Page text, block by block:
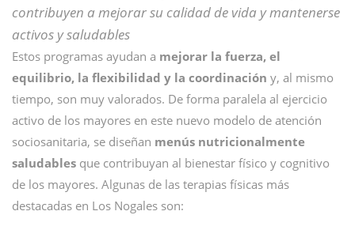
contribuyen a mejorar su calidad de vida y mantenerse
activos y saludables
Estos programas ayudan a mejorar la fuerza, el
equilibrio, la flexibilidad y la coordinación y, al mismo
tiempo, son muy valorados. De forma paralela al ejercicio
activo de los mayores en este nuevo modelo de atención
sociosanitaria, se diseñan menús nutricionalmente
saludables que contribuyan al bienestar físico y cognitivo
de los mayores. Algunas de las terapias físicas más
destacadas en Los Nogales son: